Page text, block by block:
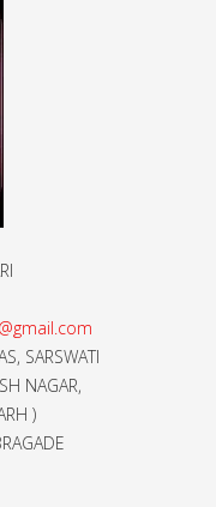
NAGAR,
)